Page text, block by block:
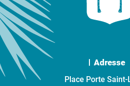
Adresse
Place Porte